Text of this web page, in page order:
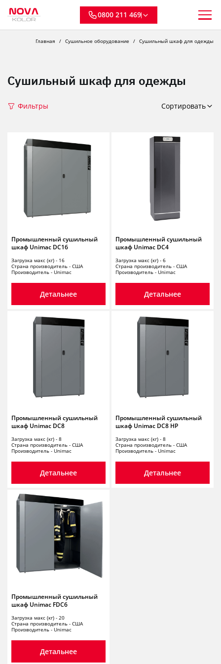
0800 211 469
Главная Сушильное оборудование Сушильный шкаф для одежды
Сушильный шкаф для одежды
Фильтры Сортировать
Промышленный сушильный
шкаф Unimac DC16
Загрузка макс (кг) - 16
Страна производитель - США
Производитель - Unimac
Детальнее
Промышленный сушильный
шкаф Unimac DC4
Загрузка макс (кг) - 6
Страна производитель - США
Производитель - Unimac
Детальнее
Промышленный сушильный
шкаф Unimac DC8
Загрузка макс (кг) - 8
Страна производитель - США
Производитель - Unimac
Детальнее
Промышленный сушильный
шкаф Unimac DC8 HP
Загрузка макс (кг) - 8
Страна производитель - США
Производитель - Unimac
Детальнее
Промышленный сушильный
шкаф Unimac FDC6
Загрузка макс (кг) - 20
Страна производитель - США
Производитель - Unimac
Детальнее